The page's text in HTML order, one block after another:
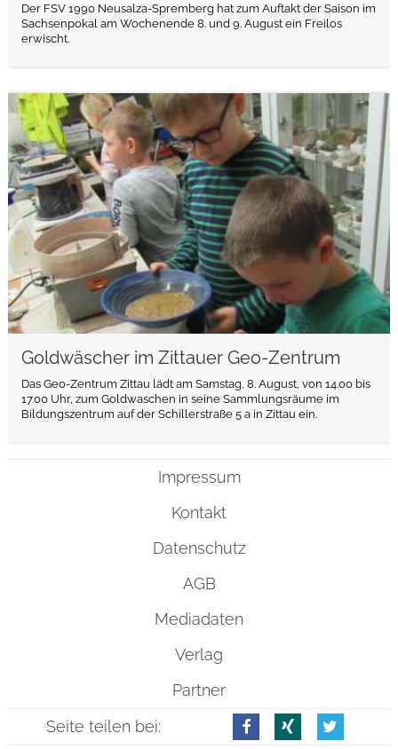
Der FSV 1990 Neusalza-Spremberg hat zum Auftakt der Saison im
Sachsenpokal am Wochenende 8. und 9. August ein Freilos
erwischt.
Goldwäscher im Zittauer Geo-Zentrum
Das Geo-Zentrum Zittau lädt am Samstag, 8. August, von 14.00 bis
17.00 Uhr, zum Goldwaschen in seine Sammlungsräume im
Bildungszentrum auf der Schillerstraße 5 a in Zittau ein.
weiterlesen
Impressum
Kontakt
Datenschutz
AGB
Mediadaten
Verlag
Partner
Seite teilen bei: